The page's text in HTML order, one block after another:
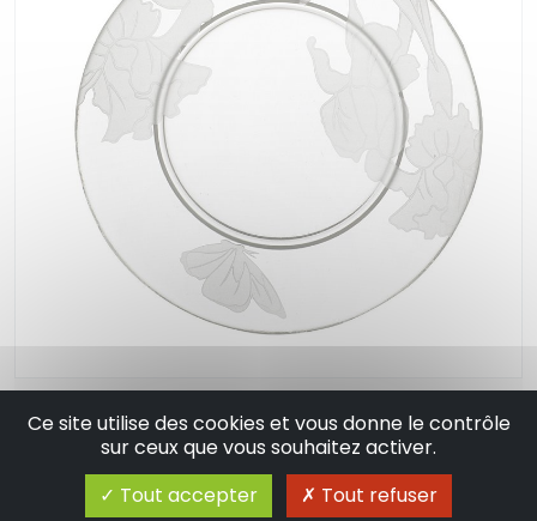
16.99 €
En stock
Ajouter au panier
Ce site utilise des cookies et vous donne le contrôle
sur ceux que vous souhaitez activer.
Tout accepter
Tout refuser